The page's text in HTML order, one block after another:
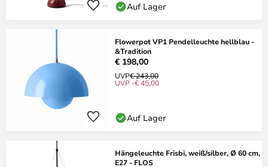
Auf Lager
Flowerpot VP1 Pendelleuchte hellblau -
&Tradition
€ 198,00
UVP€ 243,00
UVP -€ 45,00
Auf Lager
Hängeleuchte Frisbi, weiß/silber, Ø 60 cm,
E27 - FLOS